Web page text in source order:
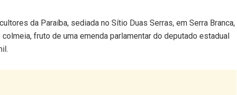
da Paraíba, sediada no Sítio Duas Serras, em Serra Branca,
fruto de uma emenda parlamentar do deputado estadual